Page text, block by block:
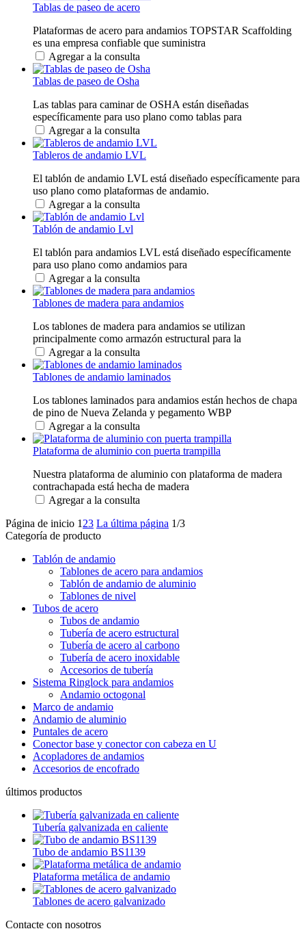
Tablas de paseo de acero
Plataformas de acero para andamios TOPSTAR Scaffolding
es una empresa confiable que suministra
Agregar a la consulta
Tablas de paseo de Osha
Las tablas para caminar de OSHA están diseñadas
específicamente para uso plano como tablas para
Agregar a la consulta
Tableros de andamio LVL
El tablón de andamio LVL está diseñado específicamente para
uso plano como plataformas de andamio.
Agregar a la consulta
Tablón de andamio Lvl
El tablón para andamios LVL está diseñado específicamente
para uso plano como andamios para
Agregar a la consulta
Tablones de madera para andamios
Los tablones de madera para andamios se utilizan
principalmente como armazón estructural para la
Agregar a la consulta
Tablones de andamio laminados
Los tablones laminados para andamios están hechos de chapa
de pino de Nueva Zelanda y pegamento WBP
Agregar a la consulta
Plataforma de aluminio con puerta trampilla
Nuestra plataforma de aluminio con plataforma de madera
contrachapada está hecha de madera
Agregar a la consulta
Página de inicio 1 23 La última página 1/3
Categoría de producto
Tablón de andamio
Tablones de acero para andamios
Tablón de andamio de aluminio
Tablones de nivel
Tubos de acero
Tubos de andamio
Tubería de acero estructural
Tubería de acero al carbono
Tubería de acero inoxidable
Accesorios de tubería
Sistema Ringlock para andamios
Andamio octogonal
Marco de andamio
Andamio de aluminio
Puntales de acero
Conector base y conector con cabeza en U
Acopladores de andamios
Accesorios de encofrado
últimos productos
Tubería galvanizada en caliente
Tubo de andamio BS1139
Plataforma metálica de andamio
Tablones de acero galvanizado
Contacte con nosotros